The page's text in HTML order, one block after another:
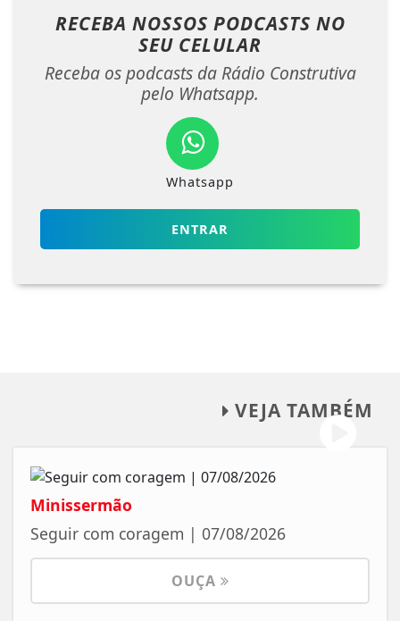
RECEBA NOSSOS PODCASTS NO
SEU CELULAR
Receba os podcasts da Rádio Construtiva
pelo Whatsapp.
Whatsapp
ENTRAR
VEJA TAMBÉM
Minissermão
Seguir com coragem | 07/08/2026
OUÇA